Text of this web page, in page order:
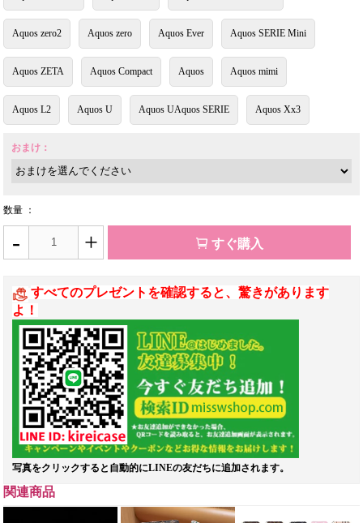
Aquos zero2 Aquos zero Aquos Ever Aquos SERIE Mini
Aquos ZETA Aquos Compact Aquos Aquos mimi
Aquos L2 Aquos U Aquos UAquos SERIE Aquos Xx3
おまけ：
数量 ：
- + すぐ購入
すべてのプレゼントを確認すると、驚きがあります
よ！
写真をクリックすると自動的にLINEの友だちに追加されます。
関連商品